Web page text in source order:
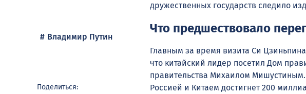
Владимир Путин
Поделиться:
дружественных государств следило
Что предшествовало
Главным за время визита Си
что китайский лидер посетил Дом
правительства Михаилом
Россией и Китаем достигнет 200